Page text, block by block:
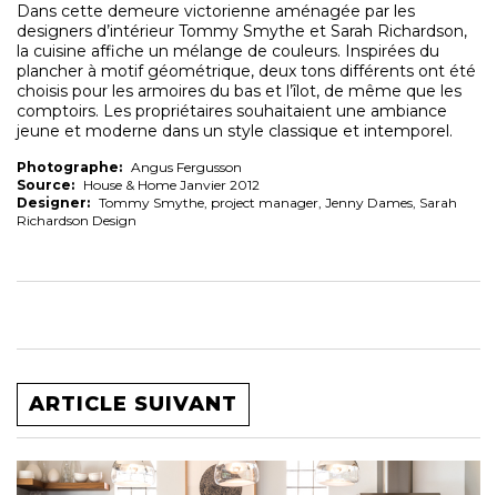
Dans cette demeure victorienne aménagée par les
designers d’intérieur Tommy Smythe et Sarah Richardson,
la cuisine affiche un mélange de couleurs. Inspirées du
plancher à motif géométrique, deux tons différents ont été
choisis pour les armoires du bas et l’îlot, de même que les
comptoirs. Les propriétaires souhaitaient une ambiance
jeune et moderne dans un style classique et intemporel.
Photographe: Angus Fergusson
Source: House & Home Janvier 2012
Designer: Tommy Smythe, project manager, Jenny Dames, Sarah
Richardson Design
ARTICLE SUIVANT